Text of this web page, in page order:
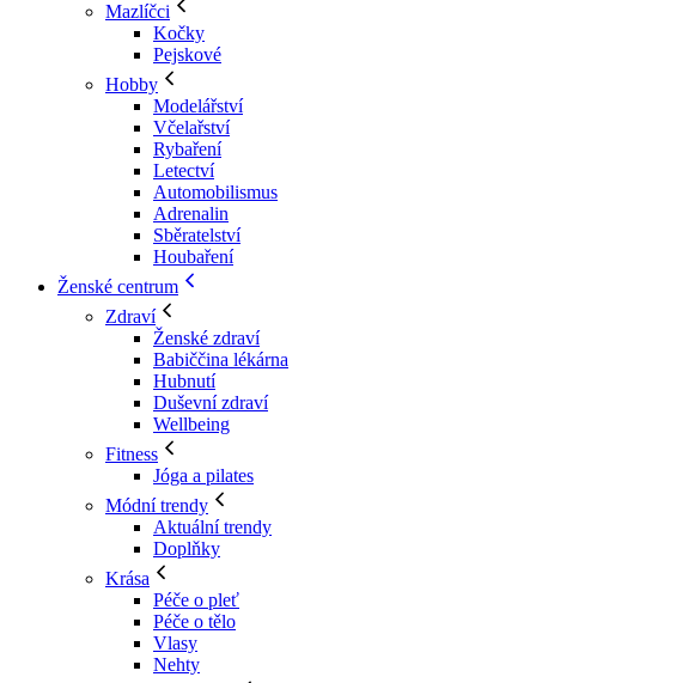
Mazlíčci
Kočky
Pejskové
Hobby
Modelářství
Včelařství
Rybaření
Letectví
Automobilismus
Adrenalin
Sběratelství
Houbaření
Ženské centrum
Zdraví
Ženské zdraví
Babiččina lékárna
Hubnutí
Duševní zdraví
Wellbeing
Fitness
Jóga a pilates
Módní trendy
Aktuální trendy
Doplňky
Krása
Péče o pleť
Péče o tělo
Vlasy
Nehty